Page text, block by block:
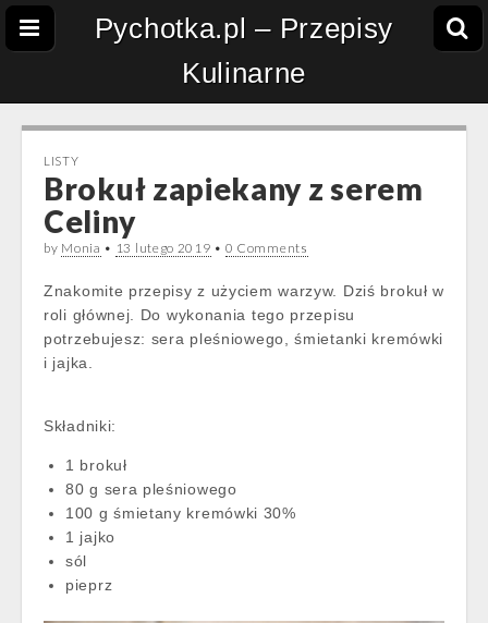
Pychotka.pl – Przepisy
Kulinarne
LISTY
Brokuł zapiekany z serem
Celiny
by Monia • 13 lutego 2019 • 0 Comments
Znakomite przepisy z użyciem warzyw. Dziś brokuł w
roli głównej. Do wykonania tego przepisu
potrzebujesz: sera pleśniowego, śmietanki kremówki
i jajka.
Składniki:
1 brokuł
80 g sera pleśniowego
100 g śmietany kremówki 30%
1 jajko
sól
pieprz